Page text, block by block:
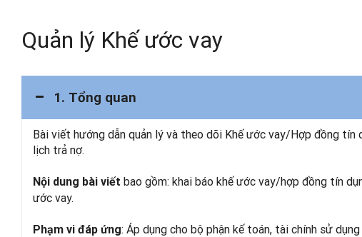
Quản lý Khế ước vay
1. Tổng quan
Bài viết hướng dẫn quản lý và theo dõi Khế ước vay/Hợp đồng tín
lịch trả nợ.
Nội dung bài viết bao gồm: khai báo khế ước vay/hợp đồng tín
ước vay.
Phạm vi đáp ứng: Áp dụng cho bộ phận kế toán, tài chính sử